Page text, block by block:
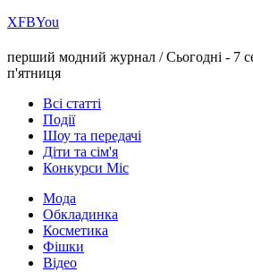
ХFBYou
перший модний журнал /Сьогодні - 7
п'ятниця
Всі статті
Події
Шоу та передачі
Діти та сім'я
Конкурси Міс
Мода
Обкладинка
Косметика
Фішки
Відео